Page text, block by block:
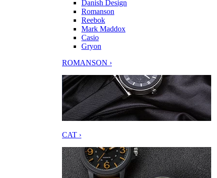
Danish Design
Romanson
Reebok
Mark Maddox
Casio
Gryon
ROMANSON ›
CAT ›